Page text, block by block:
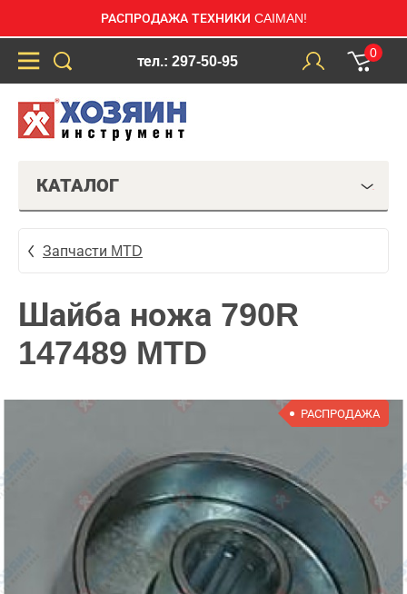
РАСПРОДАЖА ТЕХНИКИ CAIMAN!
тел.: 297-50-95
0
КАТАЛОГ
Запчасти MTD
Шайба ножа 790R
147489 MTD
РАСПРОДАЖА